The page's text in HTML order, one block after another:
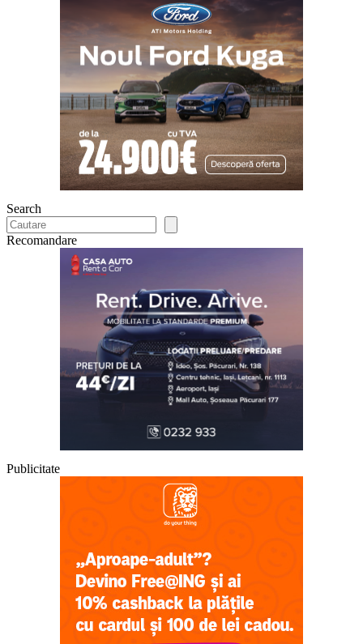
Search
Recomandare
Publicitate